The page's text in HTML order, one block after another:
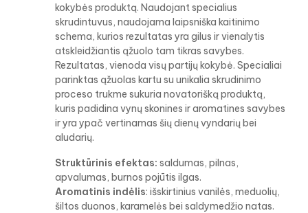
kokybės produktą. Naudojant specialius
skrudintuvus, naudojama laipsniška kaitinimo
schema, kurios rezultatas yra gilus ir vienalytis
atskleidžiantis ąžuolo tam tikras savybes.
Rezultatas, vienoda visų partijų kokybė. Specialiai
parinktas ąžuolas kartu su unikalia skrudinimo
proceso trukme sukuria novatorišką produktą,
kuris padidina vynų skonines ir aromatines savybes
ir yra ypač vertinamas šių dienų vyndarių bei
aludarių.
Struktūrinis efektas: saldumas, pilnas,
apvalumas, burnos pojūtis ilgas.
Aromatinis indėlis: išskirtinius vanilės, meduolių,
šiltos duonos, karamelės bei saldymedžio natas.